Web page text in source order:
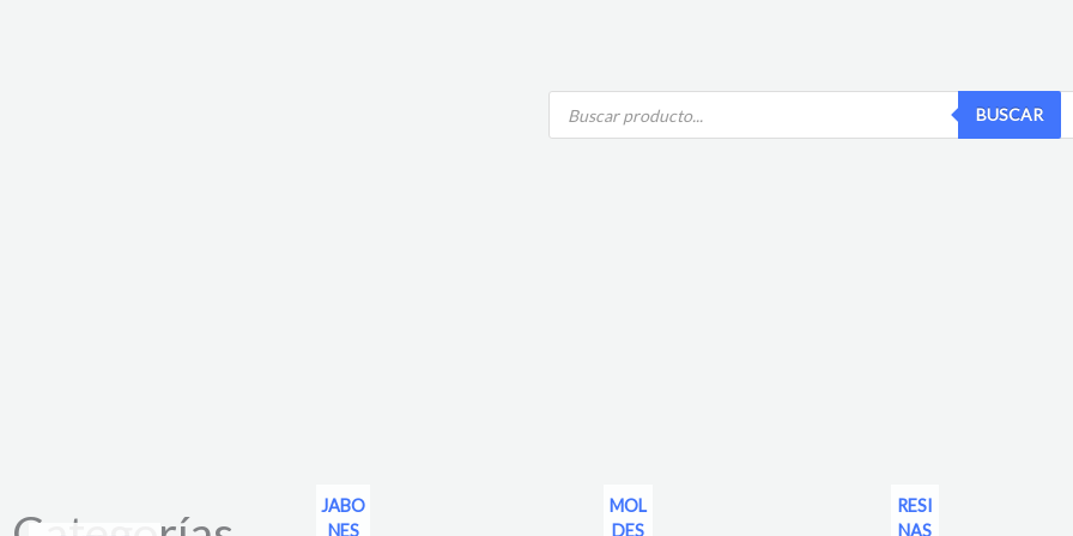
Búsqueda
productos
BUSCAR
JABO
NES
MOL
DES
RESI
NAS